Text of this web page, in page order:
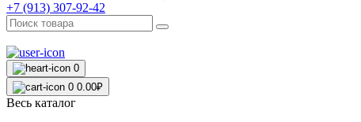
+7 (913) 307-92-42
0
0 0.00₽
Весь каталог